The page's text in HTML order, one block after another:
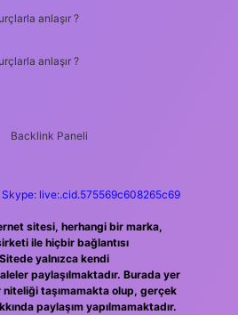
anlaşır ?
anlaşır ?
Skype: live:.cid.575569c608265c69
sitesi, herhangi bir marka,
ile hiçbir bağlantısı
yalnızca kendi
paylaşılmaktadır. Burada yer
taşımamakta olup, gerçek
paylaşım yapılmamaktadır.